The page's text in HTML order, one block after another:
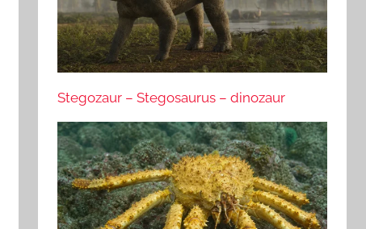
Stegozaur – Stegosaurus – dinozaur